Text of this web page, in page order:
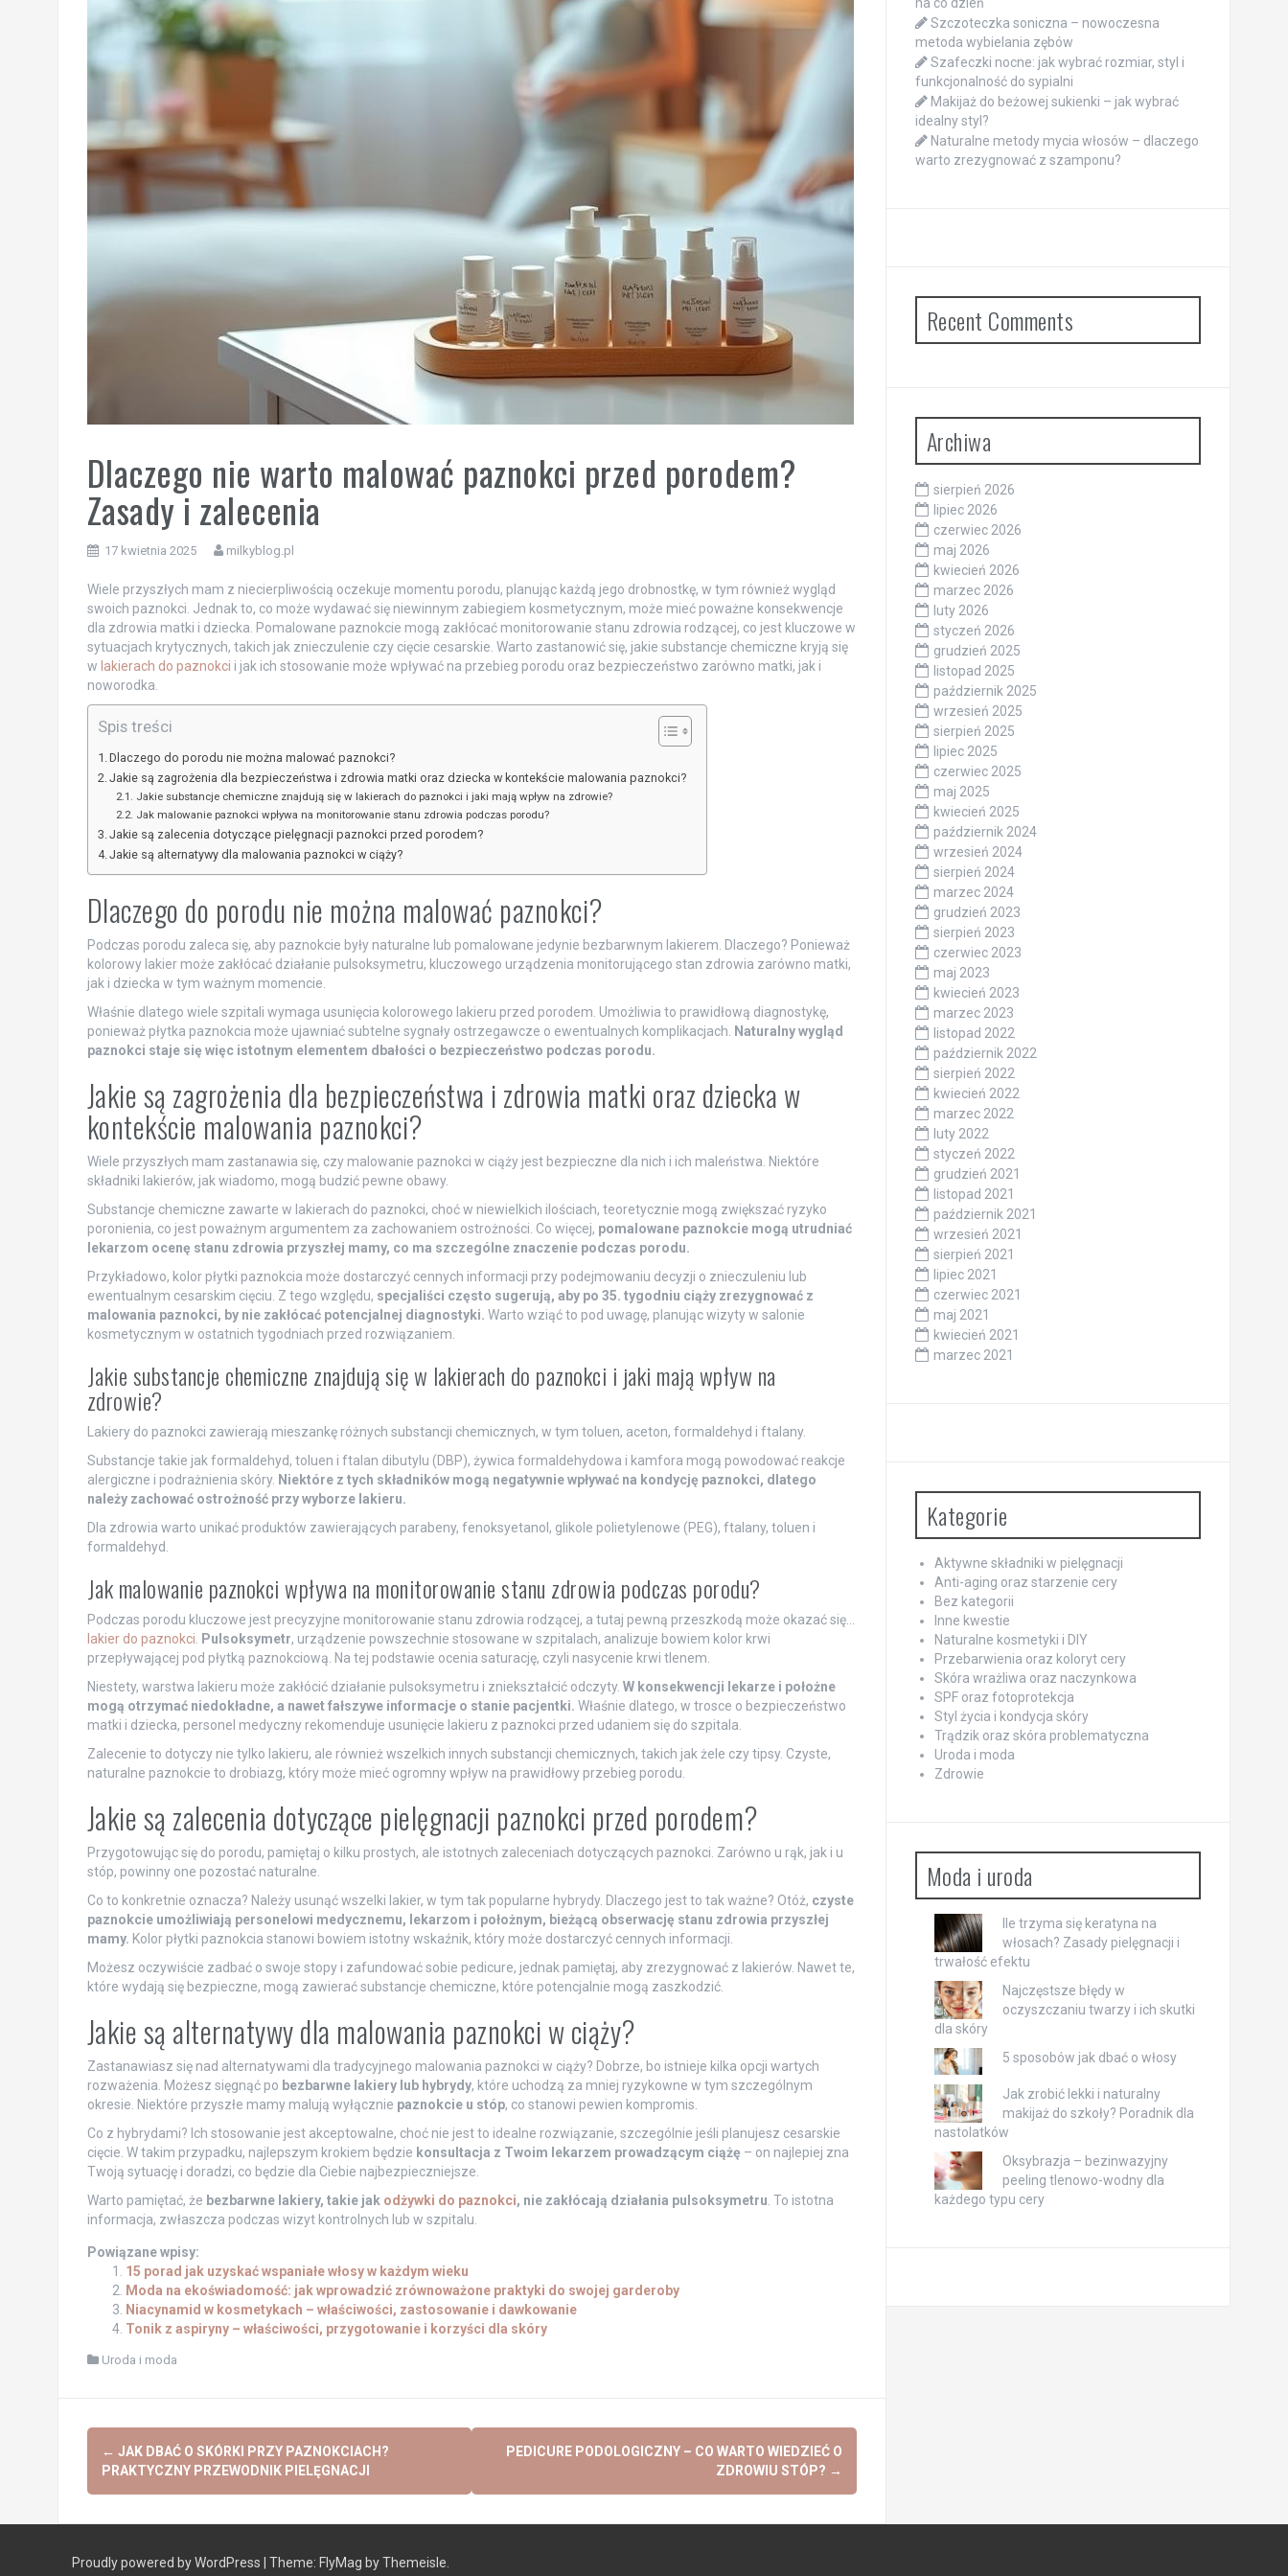
Dlaczego nie warto malować paznokci przed porodem?
Zasady i zalecenia
17 kwietnia 2025 milkyblog.pl
Wiele przyszłych mam z niecierpliwością oczekuje momentu porodu, planując każdą jego drobnostkę, w tym również wygląd
swoich paznokci. Jednak to, co może wydawać się niewinnym zabiegiem kosmetycznym, może mieć poważne konsekwencje
dla zdrowia matki i dziecka. Pomalowane paznokcie mogą zakłócać monitorowanie stanu zdrowia rodzącej, co jest kluczowe w
sytuacjach krytycznych, takich jak znieczulenie czy cięcie cesarskie. Warto zastanowić się, jakie substancje chemiczne kryją się
w lakierach do paznokci i jak ich stosowanie może wpływać na przebieg porodu oraz bezpieczeństwo zarówno matki, jak i
noworodka.
Spis treści
Dlaczego do porodu nie można malować paznokci?
Jakie są zagrożenia dla bezpieczeństwa i zdrowia matki oraz dziecka w kontekście malowania paznokci?
Jakie substancje chemiczne znajdują się w lakierach do paznokci i jaki mają wpływ na zdrowie?
Jak malowanie paznokci wpływa na monitorowanie stanu zdrowia podczas porodu?
Jakie są zalecenia dotyczące pielęgnacji paznokci przed porodem?
Jakie są alternatywy dla malowania paznokci w ciąży?
Dlaczego do porodu nie można malować paznokci?
Podczas porodu zaleca się, aby paznokcie były naturalne lub pomalowane jedynie bezbarwnym lakierem. Dlaczego? Ponieważ
kolorowy lakier może zakłócać działanie pulsoksymetru, kluczowego urządzenia monitorującego stan zdrowia zarówno matki,
jak i dziecka w tym ważnym momencie.
Właśnie dlatego wiele szpitali wymaga usunięcia kolorowego lakieru przed porodem. Umożliwia to prawidłową diagnostykę,
ponieważ płytka paznokcia może ujawniać subtelne sygnały ostrzegawcze o ewentualnych komplikacjach.
Naturalny wygląd
paznokci staje się więc istotnym elementem dbałości o bezpieczeństwo podczas porodu.
Jakie są zagrożenia dla bezpieczeństwa i zdrowia matki oraz dziecka w
kontekście malowania paznokci?
Wiele przyszłych mam zastanawia się, czy malowanie paznokci w ciąży jest bezpieczne dla nich i ich maleństwa. Niektóre
składniki lakierów, jak wiadomo, mogą budzić pewne obawy.
Substancje chemiczne zawarte w lakierach do paznokci, choć w niewielkich ilościach, teoretycznie mogą zwiększać ryzyko
poronienia, co jest poważnym argumentem za zachowaniem ostrożności. Co więcej, pomalowane paznokcie mogą utrudniać
lekarzom ocenę stanu zdrowia przyszłej mamy, co ma szczególne znaczenie podczas porodu.
Przykładowo, kolor płytki paznokcia może dostarczyć cennych informacji przy podejmowaniu decyzji o znieczuleniu lub
ewentualnym cesarskim cięciu. Z tego względu, specjaliści często sugerują, aby po 35. tygodniu ciąży zrezygnować z
malowania paznokci, by nie zakłócać potencjalnej diagnostyki. Warto wziąć to pod uwagę, planując wizyty w salonie
kosmetycznym w ostatnich tygodniach przed rozwiązaniem.
Jakie substancje chemiczne znajdują się w lakierach do paznokci i jaki mają wpływ na
zdrowie?
Lakiery do paznokci zawierają mieszankę różnych substancji chemicznych, w tym toluen, aceton, formaldehyd i ftalany.
Substancje takie jak formaldehyd, toluen i ftalan dibutylu (DBP), żywica formaldehydowa i kamfora mogą powodować reakcje
alergiczne i podrażnienia skóry. Niektóre z tych składników mogą negatywnie wpływać na kondycję paznokci, dlatego
należy zachować ostrożność przy wyborze lakieru.
Dla zdrowia warto unikać produktów zawierających parabeny, fenoksyetanol, glikole polietylenowe (PEG), ftalany, toluen i
formaldehyd.
Jak malowanie paznokci wpływa na monitorowanie stanu zdrowia podczas porodu?
Podczas porodu kluczowe jest precyzyjne monitorowanie stanu zdrowia rodzącej, a tutaj pewną przeszkodą może okazać się…
lakier do paznokci
Pulsoksymetr, urządzenie powszechnie stosowane w szpitalach, analizuje bowiem kolor krwi
przepływającej pod płytką paznokciową. Na tej podstawie ocenia saturację, czyli nasycenie krwi tlenem.
Niestety, warstwa lakieru może zakłócić działanie pulsoksymetru i zniekształcić odczyty. W konsekwencji lekarze i położne
mogą otrzymać niedokładne, a nawet fałszywe informacje o stanie pacjentki. Właśnie dlatego, w trosce o bezpieczeństwo
matki i dziecka, personel medyczny rekomenduje usunięcie lakieru z paznokci przed udaniem się do szpitala.
Zalecenie to dotyczy nie tylko lakieru, ale również wszelkich innych substancji chemicznych, takich jak żele czy tipsy. Czyste,
naturalne paznokcie to drobiazg, który może mieć ogromny wpływ na prawidłowy przebieg porodu.
Jakie są zalecenia dotyczące pielęgnacji paznokci przed porodem?
Przygotowując się do porodu, pamiętaj o kilku prostych, ale istotnych zaleceniach dotyczących paznokci. Zarówno u rąk, jak i u
stóp, powinny one pozostać naturalne.
Co to konkretnie oznacza? Należy usunąć wszelki lakier, w tym tak popularne hybrydy. Dlaczego jest to tak ważne? Otóż, czyste
paznokcie umożliwiają personelowi medycznemu, lekarzom i położnym, bieżącą obserwację stanu zdrowia przyszłej
mamy. Kolor płytki paznokcia stanowi bowiem istotny wskaźnik, który może dostarczyć cennych informacji.
Możesz oczywiście zadbać o swoje stopy i zafundować sobie pedicure, jednak pamiętaj, aby zrezygnować z lakierów. Nawet te,
które wydają się bezpieczne, mogą zawierać substancje chemiczne, które potencjalnie mogą zaszkodzić.
Jakie są alternatywy dla malowania paznokci w ciąży?
Zastanawiasz się nad alternatywami dla tradycyjnego malowania paznokci w ciąży? Dobrze, bo istnieje kilka opcji wartych
rozważenia. Możesz sięgnąć po bezbarwne lakiery lub hybrydy, które uchodzą za mniej ryzykowne w tym szczególnym
okresie. Niektóre przyszłe mamy malują wyłącznie paznokcie u stóp, co stanowi pewien kompromis.
Co z hybrydami? Ich stosowanie jest akceptowalne, choć nie jest to idealne rozwiązanie, szczególnie jeśli planujesz cesarskie
cięcie. W takim przypadku, najlepszym krokiem będzie konsultacja z Twoim lekarzem prowadzącym ciążę – on najlepiej zna
Twoją sytuację i doradzi, co będzie dla Ciebie najbezpieczniejsze.
Warto pamiętać, że bezbarwne lakiery, takie jak odżywki do paznokci, nie zakłócają działania pulsoksymetru . To istotna
informacja, zwłaszcza podczas wizyt kontrolnych lub w szpitalu.
Powiązane wpisy:
15 porad jak uzyskać wspaniałe włosy w każdym wieku
Moda na ekoświadomość: jak wprowadzić zrównoważone praktyki do swojej garderoby
Niacynamid w kosmetykach – właściwości, zastosowanie i dawkowanie
Tonik z aspiryny – właściwości, przygotowanie i korzyści dla skóry
Uroda i moda
Post
navigation
← JAK DBAĆ O SKÓRKI PRZY PAZNOKCIACH?
PRAKTYCZNY PRZEWODNIK PIELĘGNACJI
PEDICURE PODOLOGICZNY – CO WARTO WIEDZIEĆ O
ZDROWIU STÓP? →
Szczoteczka soniczna – nowoczesna
metoda wybielania zębów
Szafeczki nocne: jak wybrać rozmiar, styl i
funkcjonalność do sypialni
Makijaż do beżowej sukienki – jak wybrać
idealny styl?
Naturalne metody mycia włosów – dlaczego
warto zrezygnować z szamponu?
Recent Comments
Archiwa
sierpień 2026
lipiec 2026
czerwiec 2026
maj 2026
kwiecień 2026
marzec 2026
luty 2026
styczeń 2026
grudzień 2025
listopad 2025
październik 2025
wrzesień 2025
sierpień 2025
lipiec 2025
czerwiec 2025
maj 2025
kwiecień 2025
październik 2024
wrzesień 2024
sierpień 2024
marzec 2024
grudzień 2023
sierpień 2023
czerwiec 2023
maj 2023
kwiecień 2023
marzec 2023
listopad 2022
październik 2022
sierpień 2022
kwiecień 2022
marzec 2022
luty 2022
styczeń 2022
grudzień 2021
listopad 2021
październik 2021
wrzesień 2021
sierpień 2021
lipiec 2021
czerwiec 2021
maj 2021
kwiecień 2021
marzec 2021
Kategorie
Aktywne składniki w pielęgnacji
Anti-aging oraz starzenie cery
Bez kategorii
Inne kwestie
Naturalne kosmetyki i DIY
Przebarwienia oraz koloryt cery
Skóra wrażliwa oraz naczynkowa
SPF oraz fotoprotekcja
Styl życia i kondycja skóry
Trądzik oraz skóra problematyczna
Uroda i moda
Zdrowie
Moda i uroda
Ile trzyma się keratyna na
włosach? Zasady pielęgnacji i
trwałość efektu
Najczęstsze błędy w
oczyszczaniu twarzy i ich skutki
dla skóry
5 sposobów jak dbać o włosy
Jak zrobić lekki i naturalny
makijaż do szkoły? Poradnik dla
nastolatków
Oksybrazja – bezinwazyjny
peeling tlenowo-wodny dla
każdego typu cery
Proudly powered by WordPress Theme: FlyMag by Themeisle.